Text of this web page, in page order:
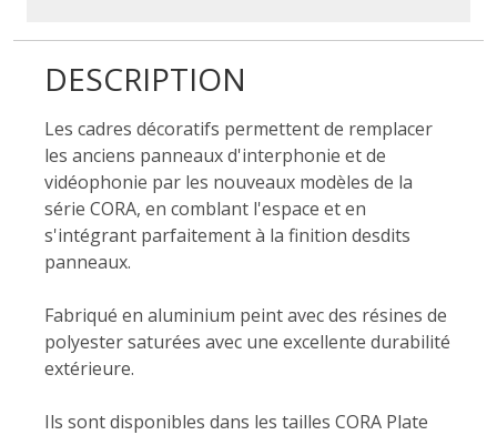
DESCRIPTION
Les cadres décoratifs permettent de remplacer
les anciens panneaux d'interphonie et de
vidéophonie par les nouveaux modèles de la
série CORA, en comblant l'espace et en
s'intégrant parfaitement à la finition desdits
panneaux.
Fabriqué en aluminium peint avec des résines de
polyester saturées avec une excellente durabilité
extérieure.
Ils sont disponibles dans les tailles CORA Plate